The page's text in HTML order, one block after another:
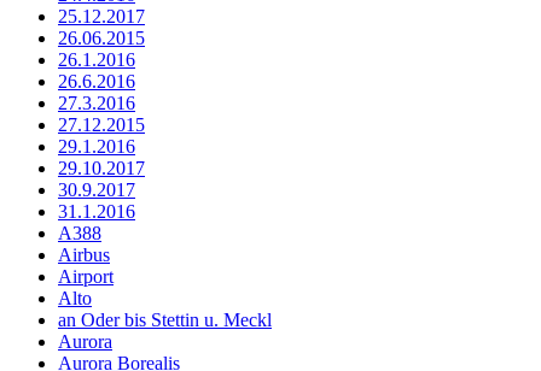
25.12.2017
26.06.2015
26.1.2016
26.6.2016
27.3.2016
27.12.2015
29.1.2016
29.10.2017
30.9.2017
31.1.2016
A388
Airbus
Airport
Alto
an Oder bis Stettin u. Meckl
Aurora
Aurora Borealis